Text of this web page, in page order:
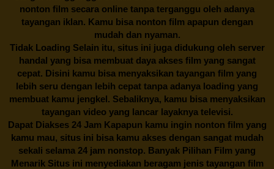
nonton film secara online tanpa terganggu oleh adanya
tayangan iklan. Kamu bisa nonton film apapun dengan
mudah dan nyaman.
Tidak Loading Selain itu, situs ini juga didukung oleh server
handal yang bisa membuat daya akses film yang sangat
cepat. Disini kamu bisa menyaksikan tayangan film yang
lebih seru dengan lebih cepat tanpa adanya loading yang
membuat kamu jengkel. Sebaliknya, kamu bisa menyaksikan
tayangan video yang lancar layaknya televisi.
Dapat Diakses 24 Jam Kapapun kamu ingin nonton film yang
kamu mau, situs ini bisa kamu akses dengan sangat mudah
sekali selama 24 jam nonstop. Banyak Pilihan Film yang
Menarik Situs ini menyediakan beragam jenis tayangan film